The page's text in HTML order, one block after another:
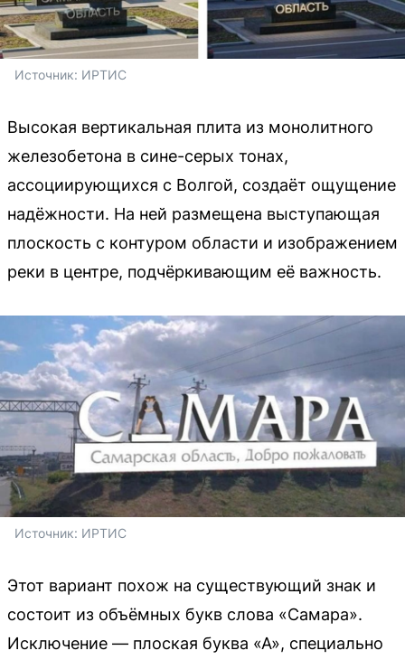
Источник: ИРТИС
Высокая вертикальная плита из монолитного
железобетона в сине-серых тонах,
ассоциирующихся с Волгой, создаёт ощущение
надёжности. На ней размещена выступающая
плоскость с контуром области и изображением
реки в центре, подчёркивающим её важность.
Источник: ИРТИС
Этот вариант похож на существующий знак и
состоит из объёмных букв слова «Самара».
Исключение — плоская буква «А», специально